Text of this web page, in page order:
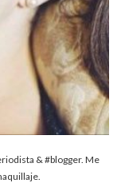
& #blogger. Me